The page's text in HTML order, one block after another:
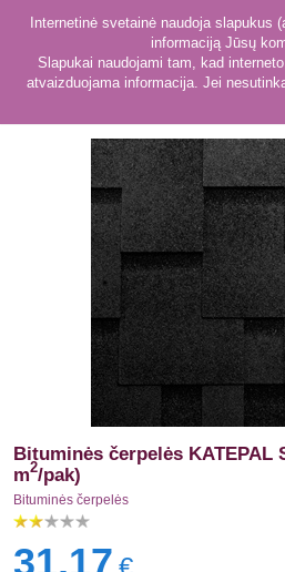
Internetinė svetainė naudoja slapukus
informaciją Jūsų
Slapukai naudojami tam, kad
atvaizduojama informacija. Jei
Bituminės čerpelės
Bituminės čerpelės KATEPAL
m2/pak)
Bituminės čerpelės
31,17